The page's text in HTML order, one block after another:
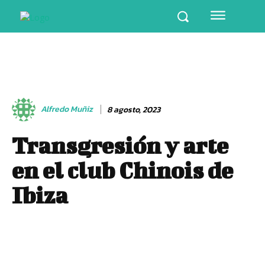
Alfredo Muñiz 8 agosto, 2023
Transgresión y arte
en el club Chinois de
Ibiza